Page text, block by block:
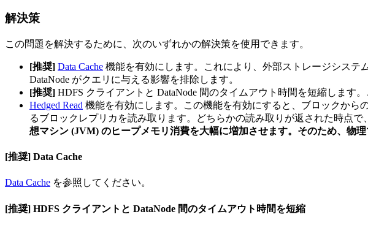
解決策
この問題を解決するために、次のいずれかの解決策を使用できます。
[推奨] Data Cache 機能を有効にします。これにより、外部ストレージシステ
DataNode がクエリに与える影響を排除します。
[推奨] HDFS クライアントと DataNode 間のタイムアウト時間を短縮します
Hedged Read 機能を有効にします。この機能を有効にすると、ブロックから
るブロックレプリカを読み取ります。どちらかの読み取りが返された時点で
想マシン (JVM) のヒープメモリ消費を大幅に増加させます。そのため、物
[推奨] Data Cache
Data Cache を参照してください。
[推奨] HDFS クライアントと DataNode 間のタイムアウト時間を短縮